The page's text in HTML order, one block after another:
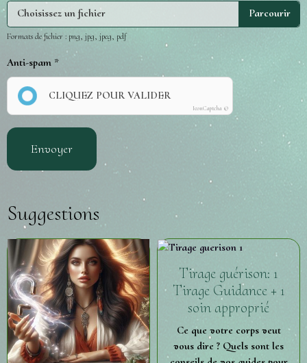
Choisissez un fichier
Formats de fichier : png, jpg, jpeg, pdf
Anti-spam
CLIQUEZ POUR VALIDER
IconCaptcha ©
Envoyer
Suggestions
Tirage guérison: 1
Tirage Guidance + 1
soin approprié
Ce que votre corps veut
vous dire ? Quels sont les